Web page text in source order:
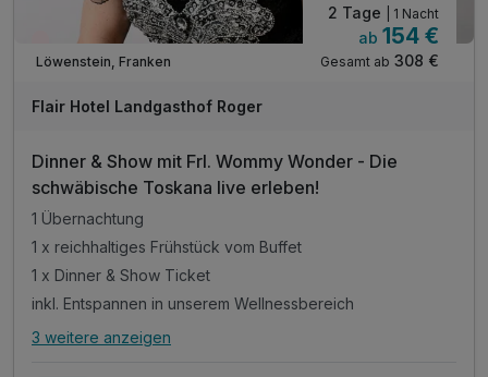
Wieder frei ab Oktober
Löwenstein, Franken
2 Tage | 1 Nacht
ab 154 €
Gesamt ab 308 €
Flair Hotel Landgasthof Roger
Dinner & Show mit Frl. Wommy Wonder - Die
schwäbische Toskana live erleben!
1 Übernachtung
1 x reichhaltiges Frühstück vom Buffet
1 x Dinner & Show Ticket
inkl. Entspannen in unserem Wellnessbereich
Alle Inklusivleistungen
3 weitere anzeigen